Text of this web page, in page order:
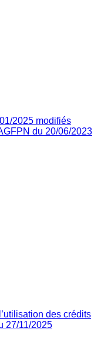
2025 modifiés
du 20/06/2023
des crédits
27/11/2025